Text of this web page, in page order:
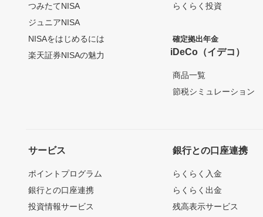
つみたてNISA
ジュニアNISA
NISAをはじめるには
楽天証券NISAの魅力
らくらく投資
確定拠出年金
iDeCo（イデコ）
商品一覧
節税シミュレーション
サービス
ポイントプログラム
銀行との口座連携
投資情報サービス
銀行との口座連携
らくらく入金
らくらく出金
残高表示サービス